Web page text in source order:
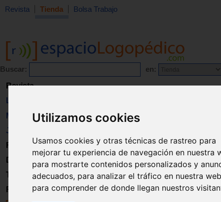
Utilizamos cookies
Usamos cookies y otras técnicas de rastreo para
mejorar tu experiencia de navegación en nuestra
para mostrarte contenidos personalizados y
adecuados, para analizar el tráfico en nuestra
para comprender de donde llegan nuestros
Revista Tienda Bolsa Trabajo
Buscar: en:
Revista
Libros
Material
Juguetes
Formación
Directorio
Trabajo
Registro